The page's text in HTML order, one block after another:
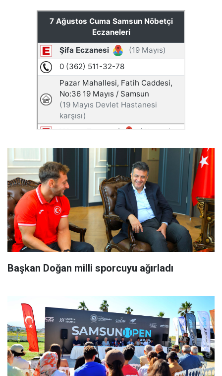
Başkan Doğan milli sporcuyu ağırladı